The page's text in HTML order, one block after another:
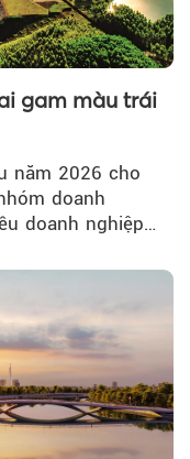
gam màu trái
năm 2026 cho
doanh
doanh nghiệp